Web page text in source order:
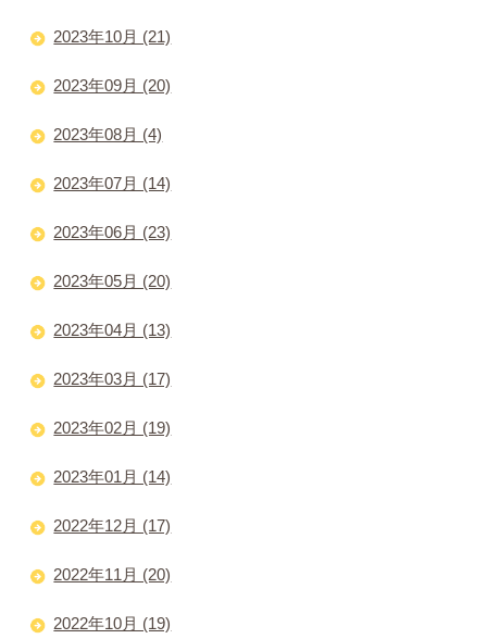
2023年10月 (21)
2023年09月 (20)
2023年08月 (4)
2023年07月 (14)
2023年06月 (23)
2023年05月 (20)
2023年04月 (13)
2023年03月 (17)
2023年02月 (19)
2023年01月 (14)
2022年12月 (17)
2022年11月 (20)
2022年10月 (19)